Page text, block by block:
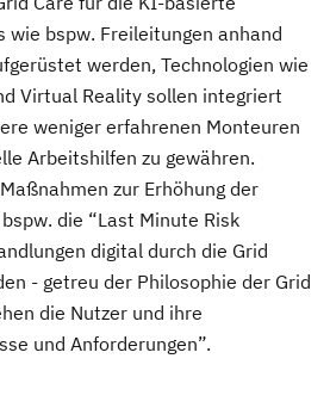
wie bspw. Freileitungen anhand
werden, Technologien wie
Virtual Reality sollen integriert
weniger erfahrenen Monteuren
Arbeitshilfen zu gewähren.
zur Erhöhung der
die “Last Minute Risk
digital durch die Grid
- getreu der Philosophie der Grid
die Nutzer und ihre
und Anforderungen”.